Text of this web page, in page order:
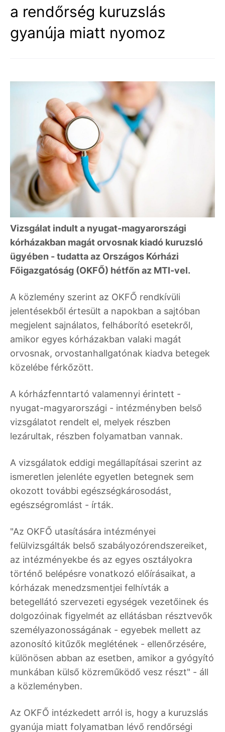
a rendőrség kuruzslás
gyanúja miatt nyomoz
Vizsgálat indult a nyugat-magyarországi
kórházakban magát orvosnak kiadó kuruzsló
ügyében - tudatta az Országos Kórházi
Főigazgatóság (OKFŐ) hétfőn az MTI-vel.
A közlemény szerint az OKFŐ rendkívüli
jelentésekből értesült a napokban a sajtóban
megjelent sajnálatos, felháborító esetekről,
amikor egyes kórházakban valaki magát
orvosnak, orvostanhallgatónak kiadva betegek
közelébe férkőzött.
A kórházfenntartó valamennyi érintett -
nyugat-magyarországi - intézményben belső
vizsgálatot rendelt el, melyek részben
lezárultak, részben folyamatban vannak.
A vizsgálatok eddigi megállapításai szerint az
ismeretlen jelenléte egyetlen betegnek sem
okozott további egészségkárosodást,
egészségromlást - írták.
"Az OKFŐ utasítására intézményei
felülvizsgálták belső szabályozórendszereiket,
az intézményekbe és az egyes osztályokra
történő belépésre vonatkozó előírásaikat, a
kórházak menedzsmentjei felhívták a
betegellátó szervezeti egységek vezetőinek és
dolgozóinak figyelmét az ellátásban résztvevők
személyazonosságának - egyebek mellett az
azonosító kitűzők meglétének - ellenőrzésére,
különösen abban az esetben, amikor a gyógyító
munkában külső közreműködő vesz részt" - áll
a közleményben.
Az OKFŐ intézkedett arról is, hogy a kuruzslás
gyanúja miatt folyamatban lévő rendőrségi